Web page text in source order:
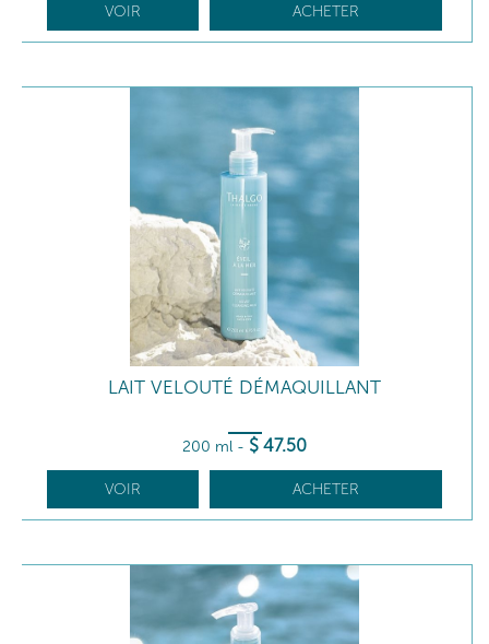
VOIR ACHETER
LAIT VELOUTÉ DÉMAQUILLANT
200 ml - $ 47.50
VOIR ACHETER